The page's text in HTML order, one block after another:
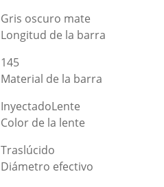
Gris oscuro mate
Longitud de la barra
145
Material de la barra
InyectadoLente
Color de la lente
Traslúcido
Diámetro efectivo